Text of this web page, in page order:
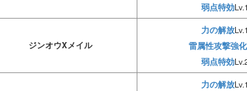
弱点特効
ジンオウXメイル
力の解放
雷属性攻撃強化
弱点特効
力の解放